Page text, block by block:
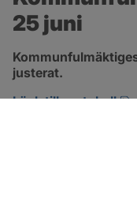
25 juni
justerat.
Länk till protokoll